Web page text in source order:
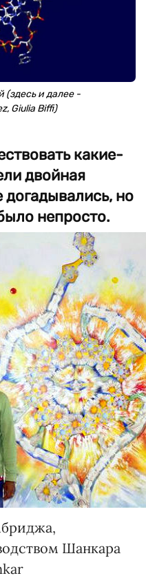
(здесь и далее -
Giulia Biffi)
какие-
двойная
но
непросто.
Шанкара